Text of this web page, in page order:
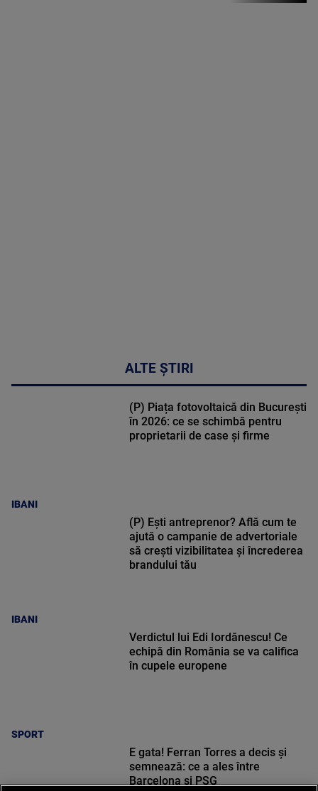
ALTE ȘTIRI
IBANI
(P) Piața fotovoltaică din București
în 2026: ce se schimbă pentru
proprietarii de case și firme
IBANI
(P) Ești antreprenor? Află cum te
ajută o campanie de advertoriale
să crești vizibilitatea și încrederea
brandului tău
SPORT
Verdictul lui Edi Iordănescu! Ce
echipă din România se va califica
în cupele europene
E gata! Ferran Torres a decis și
semnează: ce a ales între
Barcelona și PSG